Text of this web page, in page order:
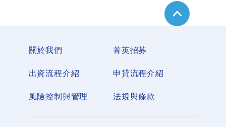
關於我們 菁英招募
出資流程介紹 申貸流程介紹
風險控制與管理 法規與條款